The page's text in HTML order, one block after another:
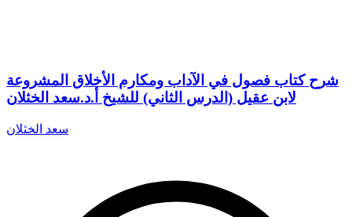
شرح كتاب فصول في الآداب ومكارم الأخلاق المشروعة
لابن عقيل (الدرس الثاني) للشيخ أ.د.سعد الخثلان
سعد الخثلان